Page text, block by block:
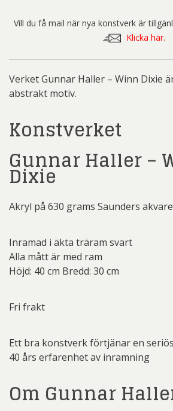
Vill du få mail när nya konstverk är
Klicka här.
Verket Gunnar Haller – Winn Dixie
abstrakt motiv.
Konstverket
Gunnar Haller –
Dixie
Akryl på 630 grams Saunders
Inramad i äkta träram svart
Alla mått är med ram
Höjd: 40 cm Bredd: 30 cm
Fri frakt
Ett bra konstverk förtjänar en
40 års erfarenhet av inramning
Om Gunnar